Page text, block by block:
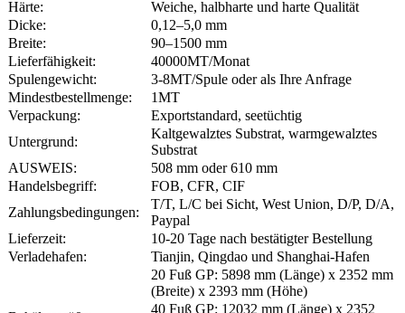
Härte:
Weiche, halbharte und harte Qualität
Dicke:
0,12–5,0 mm
Breite:
90–1500 mm
Lieferfähigkeit:
40000MT/Monat
Spulengewicht:
3-8MT/Spule oder als Ihre Anfrage
Mindestbestellmenge:
1MT
Verpackung:
Exportstandard, seetüchtig
Untergrund:
Kaltgewalztes Substrat, warmgewalztes
Substrat
AUSWEIS:
508 mm oder 610 mm
Handelsbegriff:
FOB, CFR, CIF
Zahlungsbedingungen:
T/T, L/C bei Sicht, West Union, D/P, D/A,
Paypal
Lieferzeit:
10-20 Tage nach bestätigter Bestellung
Verladehafen:
Tianjin, Qingdao und Shanghai-Hafen
20 Fuß GP: 5898 mm (Länge) x 2352 mm
(Breite) x 2393 mm (Höhe)
40 Fuß GP: 12032 mm (Länge) x 2352